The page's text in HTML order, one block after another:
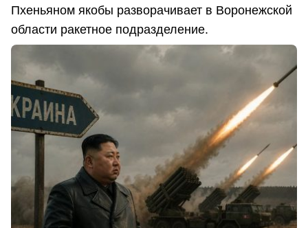
Пхеньяном якобы разворачивает в Воронежской
области ракетное подразделение.